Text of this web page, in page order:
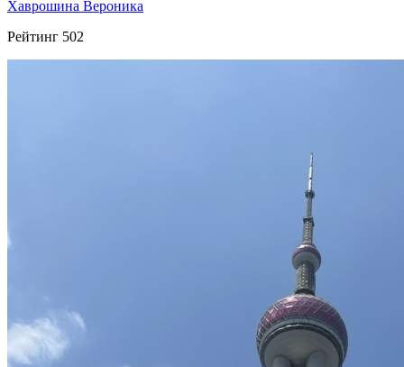
Хаврошина Вероника
Рейтинг 502